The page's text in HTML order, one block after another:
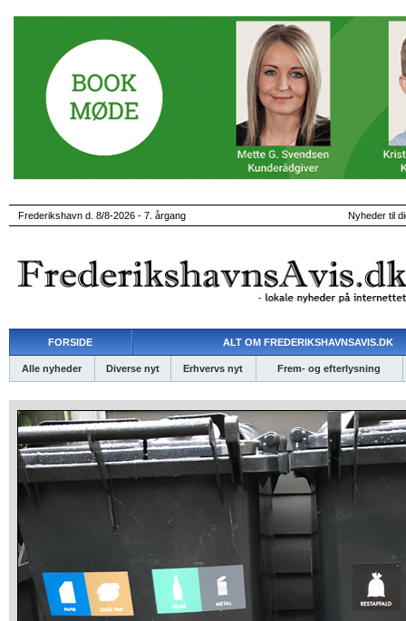
Frederikshavn d. 8/8-2026 - 7. årgang Nyheder til
FORSIDE ALT OM FREDERIKSHAVNSAVIS.DK
Alle nyheder Diverse nyt Erhvervs nyt Frem- og efterlysning